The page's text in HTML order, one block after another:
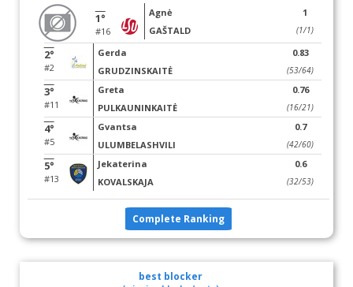
1°
#16
Agnė
GAŠTALD
1
(1/1)
2°
#2
Gerda
GRUDZINSKAITĖ
0.83
(53/64)
3°
#11
Greta
PULKAUNINKAITĖ
0.76
(16/21)
4°
#5
Gvantsa
ULUMBELASHVILI
0.7
(42/60)
5°
#13
Jekaterina
KOVALSKAJA
0.6
(32/53)
Complete Ranking
best blocker